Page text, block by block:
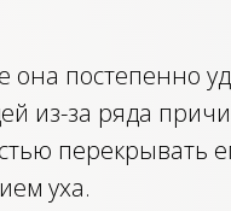
постепенно
из-за ряда
перекрывать
уха.